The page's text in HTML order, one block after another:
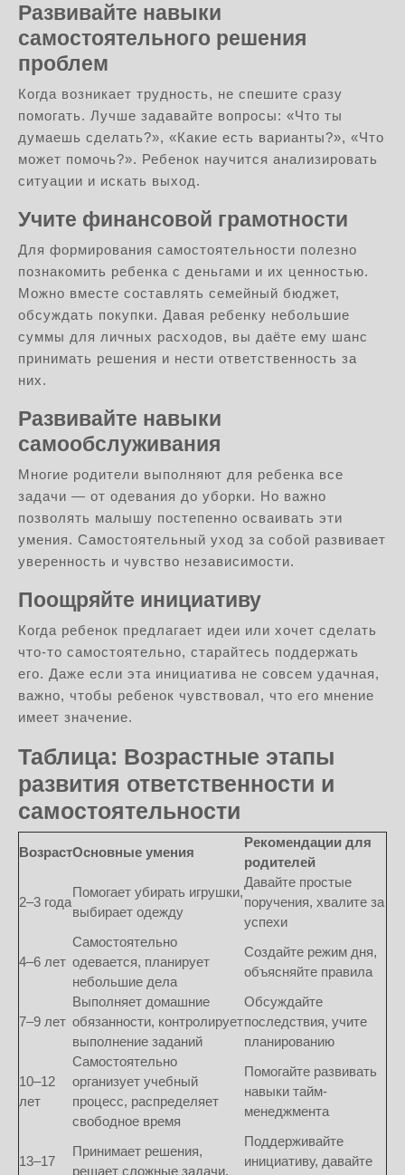
Развивайте навыки
самостоятельного решения
проблем
Когда возникает трудность, не спешите сразу
помогать. Лучше задавайте вопросы: «Что ты
думаешь сделать?», «Какие есть варианты?», «Что
может помочь?». Ребенок научится анализировать
ситуации и искать выход.
Учите финансовой грамотности
Для формирования самостоятельности полезно
познакомить ребенка с деньгами и их ценностью.
Можно вместе составлять семейный бюджет,
обсуждать покупки. Давая ребенку небольшие
суммы для личных расходов, вы даёте ему шанс
принимать решения и нести ответственность за
них.
Развивайте навыки
самообслуживания
Многие родители выполняют для ребенка все
задачи — от одевания до уборки. Но важно
позволять малышу постепенно осваивать эти
умения. Самостоятельный уход за собой развивает
уверенность и чувство независимости.
Поощряйте инициативу
Когда ребенок предлагает идеи или хочет сделать
что-то самостоятельно, старайтесь поддержать
его. Даже если эта инициатива не совсем удачная,
важно, чтобы ребенок чувствовал, что его мнение
имеет значение.
Таблица: Возрастные этапы
развития ответственности и
самостоятельности
ВозрастОсновные умения
Рекомендации для
родителей
2–3 года
Помогает убирать игрушки,
выбирает одежду
Давайте простые
поручения, хвалите за
успехи
4–6 лет
Самостоятельно
одевается, планирует
небольшие дела
Создайте режим дня,
объясняйте правила
7–9 лет
Выполняет домашние
обязанности, контролирует
выполнение заданий
Обсуждайте
последствия, учите
планированию
10–12
лет
Самостоятельно
организует учебный
процесс, распределяет
свободное время
Помогайте развивать
навыки тайм-
менеджмента
13–17
Принимает решения,
решает сложные задачи,
Поддерживайте
инициативу, давайте